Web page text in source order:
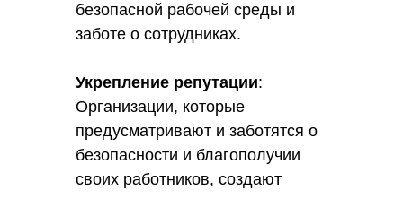
безопасной рабочей среды и
заботе о сотрудниках.
Укрепление репутации:
Организации, которые
предусматривают и заботятся о
безопасности и благополучии
своих работников, создают